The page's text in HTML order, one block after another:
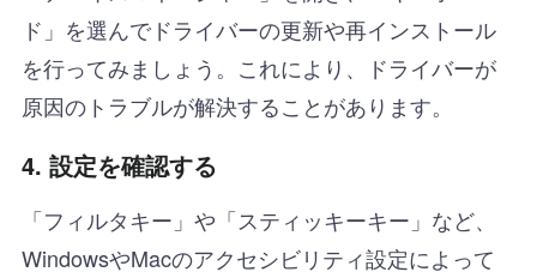
ド」を選んでドライバーの更新や再インストール
を行ってみましょう。これにより、ドライバーが
原因のトラブルが解決することがあります。
4. 設定を確認する
「フィルタキー」や「スティッキーキー」など、
WindowsやMacのアクセシビリティ設定によって